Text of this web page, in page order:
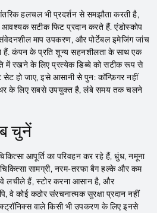
हलचल भी प्रदर्शन से समझौता करती है,
सटीक फिट प्रदान करते हैं. एंडोस्कोप
माप उपकरण, और पोर्टेबल इमेजिंग जांच
हैं. कंपन के प्रति शून्य सहनशीलता के साथ एक
में रखने के लिए प्रत्येक डिब्बे को सटीक रूप से
हो जाए, इसे आसानी से पुन: कॉन्फ़िगर नहीं
के लिए सबसे उपयुक्त है, लंबे समय तक चलने
चुनें
आपूर्ति का परिवहन कर रहे हैं, धुंध, नमूना
चिकित्सा सामग्री, नरम-तरफा बैग हल्के और कम
लचीले हैं, स्टोर करना आसान है, और
वे कोई कठोर संरचनात्मक सुरक्षा प्रदान नहीं
वाले किसी भी उपकरण के लिए इनसे